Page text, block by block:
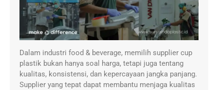
Dalam industri food & beverage, memilih supplier cup
plastik bukan hanya soal harga, tetapi juga tentang
kualitas, konsistensi, dan kepercayaan jangka panjang.
Supplier yang tepat dapat membantu menjaga kualitas